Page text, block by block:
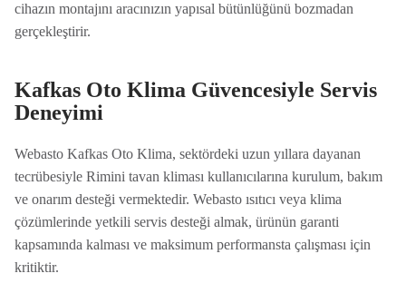
cihazın montajını aracınızın yapısal bütünlüğünü bozmadan
gerçekleştirir.
Kafkas Oto Klima Güvencesiyle Servis
Deneyimi
Webasto Kafkas Oto Klima, sektördeki uzun yıllara dayanan
tecrübesiyle Rimini tavan kliması kullanıcılarına kurulum, bakım
ve onarım desteği vermektedir. Webasto ısıtıcı veya klima
çözümlerinde yetkili servis desteği almak, ürünün garanti
kapsamında kalması ve maksimum performansta çalışması için
kritiktir.